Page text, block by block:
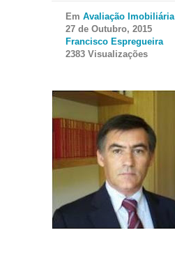
Em Avaliação Imobiliária
27 de Outubro, 2015
Francisco Espregueira
2383 Visualizações